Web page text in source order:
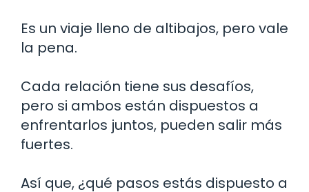
Es un viaje lleno de altibajos, pero vale
la pena.
Cada relación tiene sus desafíos,
pero si ambos están dispuestos a
enfrentarlos juntos, pueden salir más
fuertes.
Así que, ¿qué pasos estás dispuesto a